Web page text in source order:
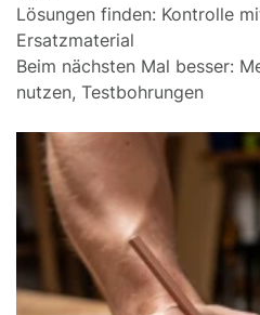
Lösungen finden: Kontrolle
Ersatzmaterial
Beim nächsten Mal besser:
nutzen, Testbohrungen